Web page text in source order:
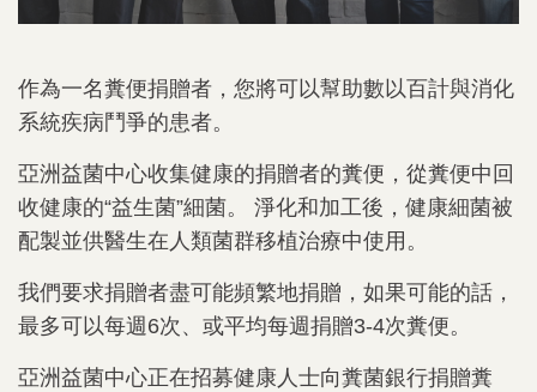
作為一名糞便捐贈者，您將可以幫助數以百計與消化
系統疾病鬥爭的患者。
亞洲益菌中心收集健康的捐贈者的糞便，從糞便中回
收健康的“益生菌”細菌。 淨化和加工後，健康細菌被
配製並供醫生在人類菌群移植治療中使用。
我們要求捐贈者盡可能頻繁地捐贈，如果可能的話，
最多可以每週6次、或平均每週捐贈3-4次糞便。
亞洲益菌中心正在招募健康人士向糞菌銀行捐贈糞